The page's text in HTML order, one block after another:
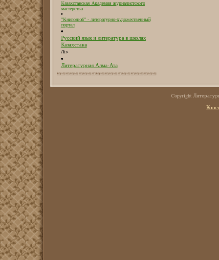
Казахстанская Академия журналистского
мастерства
"Книголюб" - литературно-художественный
портал
Русский язык и литература в школах
Казахстана
/li>
Литературная Алма-Ата
Copyright